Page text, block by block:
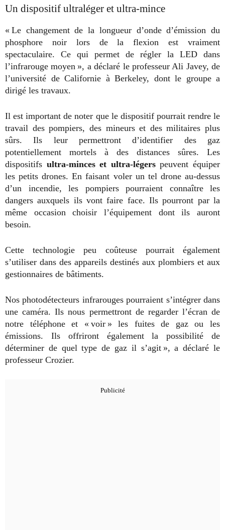
Un dispositif ultraléger et ultra-mince
« Le changement de la longueur d’onde d’émission du
phosphore noir lors de la flexion est vraiment
spectaculaire. Ce qui permet de régler la LED dans
l’infrarouge moyen », a déclaré le professeur Ali Javey, de
l’université de Californie à Berkeley, dont le groupe a
dirigé les travaux.
Il est important de noter que le dispositif pourrait rendre le
travail des pompiers, des mineurs et des militaires plus
sûrs. Ils leur permettront d’identifier des gaz
potentiellement mortels à des distances sûres. Les
dispositifs ultra-minces et ultra-légerspeuvent équiper
les petits drones. En faisant voler un tel drone au-dessus
d’un incendie, les pompiers pourraient connaître les
dangers auxquels ils vont faire face. Ils pourront par la
même occasion choisir l’équipement dont ils auront
besoin.
Cette technologie peu coûteuse pourrait également
s’utiliser dans des appareils destinés aux plombiers et aux
gestionnaires de bâtiments.
Nos photodétecteurs infrarouges pourraient s’intégrer dans
une caméra. Ils nous permettront de regarder l’écran de
notre téléphone et « voir » les fuites de gaz ou les
émissions. Ils offriront également la possibilité de
déterminer de quel type de gaz il s’agit », a déclaré le
professeur Crozier.